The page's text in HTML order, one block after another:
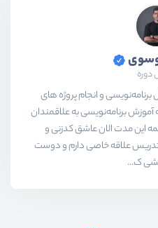
حال برنامه‌نویسی و انجام پروژه های
هست که آموزش برنامه‌نویسی به علاقمندان
این مدت الان عاشق کدزنی و
علاقه خاصی دارم و دوست
ک...